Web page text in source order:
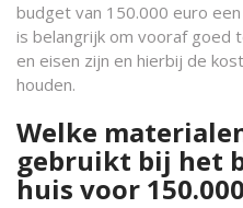
budget van 150.000 euro
is belangrijk om vooraf goed
en eisen zijn en hierbij de
houden.
Welke
gebruikt bij het
huis voor